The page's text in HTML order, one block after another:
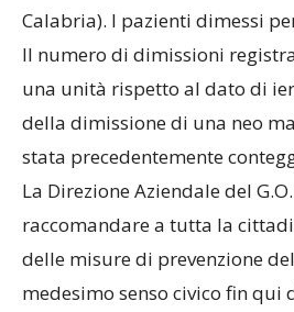
Calabria). I pazienti dimessi
Il numero di dimissioni
una unità rispetto al dato di
della dimissione di una neo
stata precedentemente
La Direzione Aziendale del
raccomandare a tutta la
delle misure di prevenzione
medesimo senso civico fin qui